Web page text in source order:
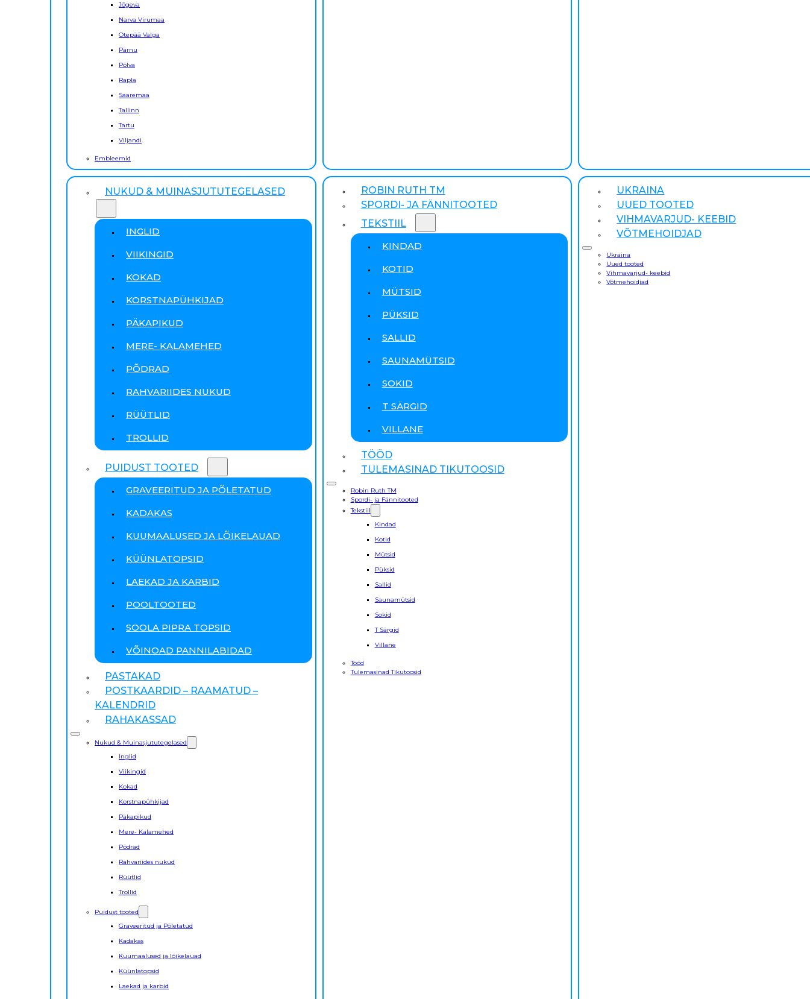
Jõgeva
Narva Virumaa
Otepää Valga
Pärnu
Põlva
Rapla
Saaremaa
Tallinn
Tartu
Viljandi
Embleemid
NUKUD & MUINASJUTUTEGELASED
INGLID
VIIKINGID
KOKAD
KORSTNAPÜHKIJAD
PÄKAPIKUD
MERE- KALAMEHED
PÕDRAD
RAHVARIIDES NUKUD
RÜÜTLID
TROLLID
PUIDUST TOOTED
GRAVEERITUD JA PÕLETATUD
KADAKAS
KUUMAALUSED JA LÕIKELAUAD
KÜÜNLATOPSID
LAEKAD JA KARBID
POOLTOOTED
SOOLA PIPRA TOPSID
VÕINOAD PANNILABIDAD
PASTAKAD
POSTKAARDID – RAAMATUD –
KALENDRID
RAHAKASSAD
Nukud & Muinasjututegelased
Inglid
Viikingid
Kokad
Korstnapühkijad
Päkapikud
Mere- Kalamehed
Põdrad
Rahvariides nukud
Rüütlid
Trollid
Puidust tooted
Graveeritud ja Põletatud
Kadakas
Kuumaalused ja lõikelauad
Küünlatopsid
Laekad ja karbid
ROBIN RUTH TM
SPORDI- JA FÄNNITOOTED
TEKSTIIL
KINDAD
KOTID
MÜTSID
PÜKSID
SALLID
SAUNAMÜTSID
SOKID
T SÄRGID
VILLANE
TÖÖD
TULEMASINAD TIKUTOOSID
Robin Ruth TM
Spordi- ja Fännitooted
Tekstiil
Kindad
Kotid
Mütsid
Püksid
Sallid
Saunamütsid
Sokid
T Särgid
Villane
Tööd
Tulemasinad Tikutoosid
UKRAINA
UUED TOOTED
VIHMAVARJUD- KEEBID
VÕTMEHOIDJAD
Ukraina
Uued tooted
Vihmavarjud- keebid
Võtmehoidjad